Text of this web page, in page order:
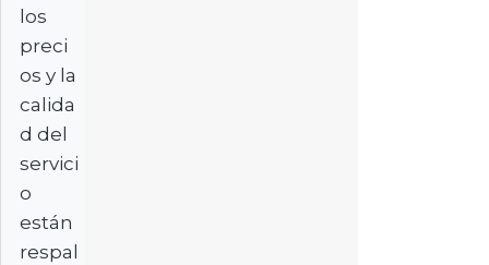
los
preci
os y la
calida
d del
servici
o
están
respal